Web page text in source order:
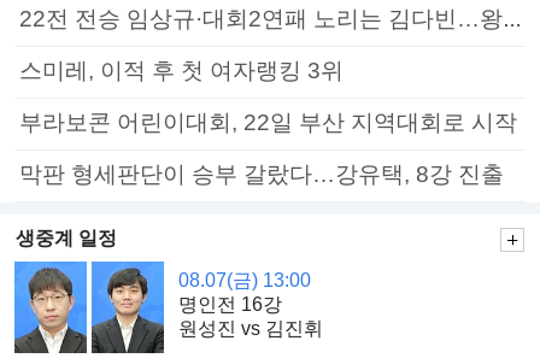
22전 전승 임상규·대회2연패 노리는 김다빈…왕중왕전 16강 7일부터
스미레, 이적 후 첫 여자랭킹 3위
부라보콘 어린이대회, 22일 부산 지역대회로 시작
막판 형세판단이 승부 갈랐다…강유택, 8강 진출
생중계 일정
08.07(금) 13:00
명인전 16강
원성진 vs 김진휘